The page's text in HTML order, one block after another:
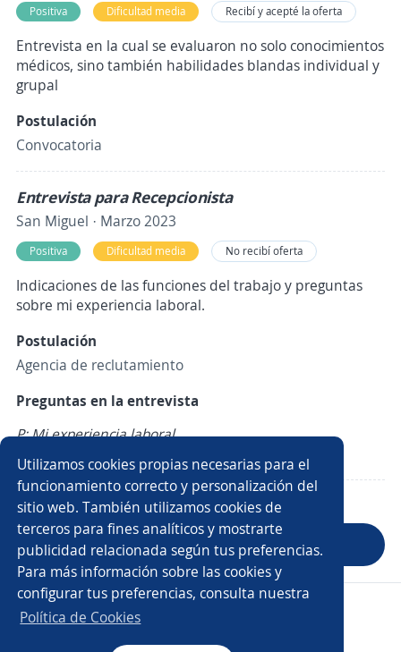
Utilizamos cookies propias necesarias para el
funcionamiento correcto y personalización del
sitio web. También utilizamos cookies de
terceros para fines analíticos y mostrarte
publicidad relacionada según tus preferencias.
Para más información sobre las cookies y
configurar tus preferencias, consulta nuestra
Política de Cookies
Positiva Dificultad media Recibí y acepté la oferta
Entrevista en la cual se evaluaron no solo conocimientos
médicos, sino también habilidades blandas individual y
grupal
Postulación
Convocatoria
Entrevista para Recepcionista
San Miguel · Marzo 2023
Positiva Dificultad media No recibí oferta
Indicaciones de las funciones del trabajo y preguntas
sobre mi experiencia laboral.
Postulación
Agencia de reclutamiento
Preguntas en la entrevista
P: Mi experiencia laboral
Anterior Siguiente
Copyright 2014 - 2026 DGNET LTD.
Aviso legal